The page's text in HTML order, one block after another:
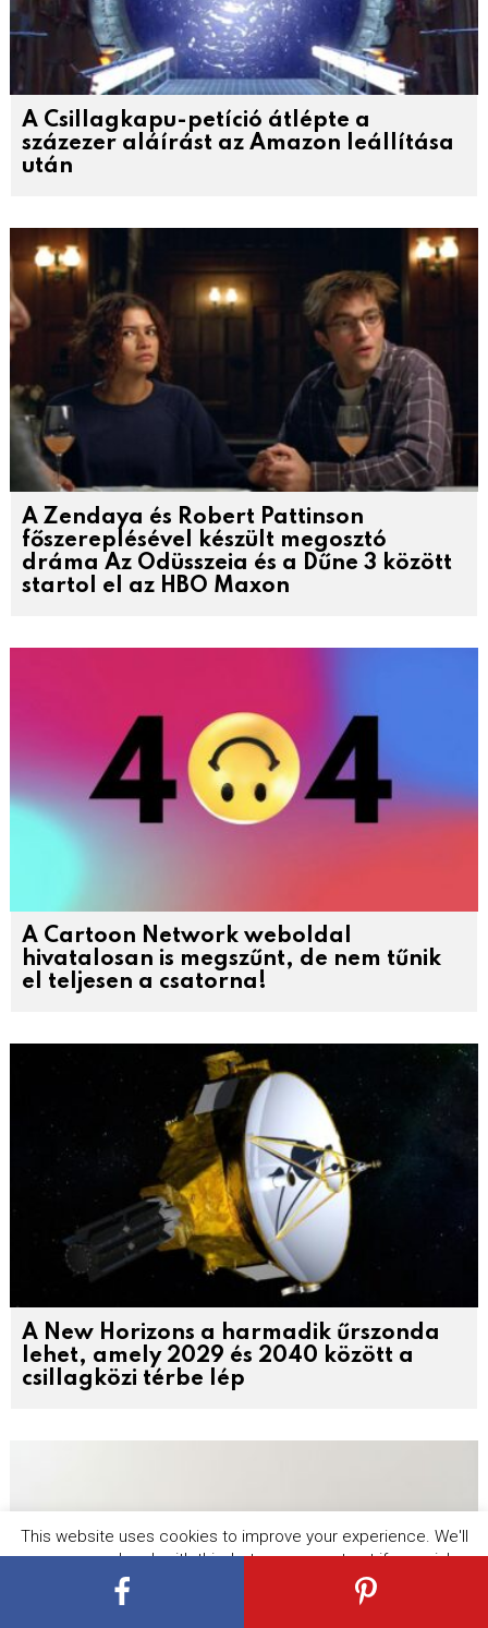
A Csillagkapu-petíció átlépte a
százezer aláírást az Amazon leállítása
után
A Zendaya és Robert Pattinson
főszereplésével készült megosztó
dráma Az Odüsszeia és a Dűne 3 között
startol el az HBO Maxon
A Cartoon Network weboldal
hivatalosan is megszűnt, de nem tűnik
el teljesen a csatorna!
A New Horizons a harmadik űrszonda
lehet, amely 2029 és 2040 között a
csillagközi térbe lép
This website uses cookies to improve your experience. We'll
assume you're ok with this, but you can opt-out if you wish.